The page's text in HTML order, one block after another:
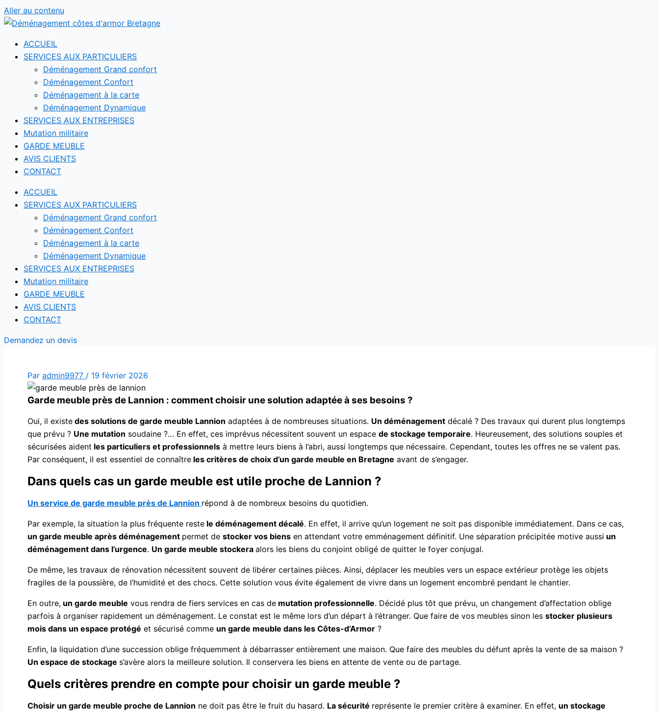
Aller au contenu
ACCUEIL
SERVICES AUX PARTICULIERS
Déménagement Grand confort
Déménagement Confort
Déménagement à la carte
Déménagement Dynamique
SERVICES AUX ENTREPRISES
Mutation militaire
GARDE MEUBLE
AVIS CLIENTS
CONTACT
ACCUEIL
SERVICES AUX PARTICULIERS
Déménagement Grand confort
Déménagement Confort
Déménagement à la carte
Déménagement Dynamique
SERVICES AUX ENTREPRISES
Mutation militaire
GARDE MEUBLE
AVIS CLIENTS
CONTACT
Demandez un devis
Par admin9977 / 19 février 2026
Garde meuble près de Lannion : comment choisir une solution adaptée à ses besoins ?
Oui, il existe des solutions de garde meuble Lannion adaptées à de nombreuses situations. Un déménagement décalé ? Des travaux qui durent plus longtemps
que prévu ? Une mutation soudaine ?… En effet, ces imprévus nécessitent souvent un espace de stockage temporaire. Heureusement, des solutions souples et
sécurisées aident les particuliers et professionnels à mettre leurs biens à l’abri, aussi longtemps que nécessaire. Cependant, toutes les offres ne se valent pas.
Par conséquent, il est essentiel de connaître les critères de choix d’un garde meuble en Bretagne avant de s’engager.
Dans quels cas un garde meuble est utile proche de Lannion ?
Un service de garde meuble près de Lannion répond à de nombreux besoins du quotidien.
Par exemple, la situation la plus fréquente reste le déménagement décalé. En effet, il arrive qu’un logement ne soit pas disponible immédiatement. Dans ce cas,
un garde meuble après déménagement permet de stocker vos biens en attendant votre emménagement définitif. Une séparation précipitée motive aussi un
déménagement dans l’urgence. Un garde meuble stockera alors les biens du conjoint obligé de quitter le foyer conjugal.
De même, les travaux de rénovation nécessitent souvent de libérer certaines pièces. Ainsi, déplacer les meubles vers un espace extérieur protège les objets
fragiles de la poussière, de l’humidité et des chocs. Cette solution vous évite également de vivre dans un logement encombré pendant le chantier.
En outre, un garde meuble vous rendra de fiers services en cas de mutation professionnelle. Décidé plus tôt que prévu, un changement d’affectation oblige
parfois à organiser rapidement un déménagement. Le constat est le même lors d’un départ à l’étranger. Que faire de vos meubles sinon les stocker plusieurs
mois dans un espace protégé et sécurisé comme un garde meuble dans les Côtes-d’Armor ?
Enfin, la liquidation d’une succession oblige fréquemment à débarrasser entièrement une maison. Que faire des meubles du défunt après la vente de sa maison ?
Un espace de stockage s’avère alors la meilleure solution. Il conservera les biens en attente de vente ou de partage.
Quels critères prendre en compte pour choisir un garde meuble ?
Choisir un garde meuble proche de Lannion ne doit pas être le fruit du hasard. La sécurité représente le premier critère à examiner. En effet, un stockage